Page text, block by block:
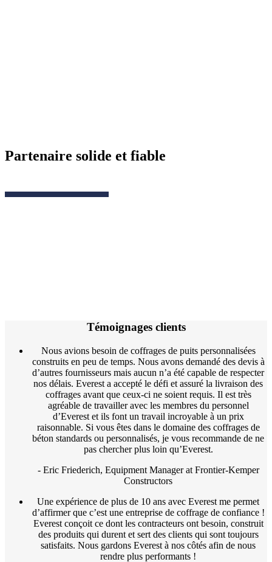
Partenaire solide et fiable
Témoignages clients
Nous avions besoin de coffrages de puits personnalisées
construits en peu de temps. Nous avons demandé des devis à
d’autres fournisseurs mais aucun n’a été capable de respecter
nos délais. Everest a accepté le défi et assuré la livraison des
coffrages avant que ceux-ci ne soient requis. Il est très
agréable de travailler avec les membres du personnel
d’Everest et ils font un travail incroyable à un prix
raisonnable. Si vous êtes dans le domaine des coffrages de
béton standards ou personnalisés, je vous recommande de ne
pas chercher plus loin qu’Everest.
- Eric Friederich, Equipment Manager at Frontier-Kemper
Constructors
Une expérience de plus de 10 ans avec Everest me permet
d’affirmer que c’est une entreprise de coffrage de confiance !
Everest conçoit ce dont les contracteurs ont besoin, construit
des produits qui durent et sert des clients qui sont toujours
satisfaits. Nous gardons Everest à nos côtés afin de nous
rendre plus performants !